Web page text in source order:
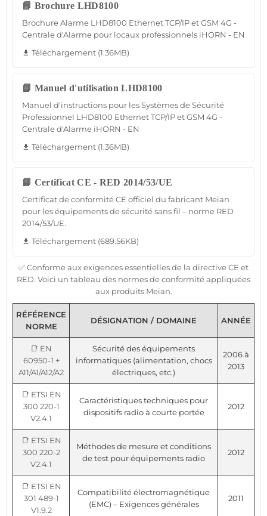
📘 Brochure LHD8100
Brochure Alarme LHD8100 Ethernet TCP/IP et GSM 4G -
Centrale d'Alarme pour locaux professionnels iHORN - EN
file_download Téléchargement (1.36MB)
📘 Manuel d'utilisation LHD8100
Manuel d'instructions pour les Systèmes de Sécurité
Professionnel LHD8100 Ethernet TCP/IP et GSM 4G -
Centrale d'Alarme iHORN - EN
file_download Téléchargement (1.36MB)
📘 Certificat CE - RED 2014/53/UE
Certificat de conformité CE officiel du fabricant Meian
pour les équipements de sécurité sans fil – norme RED
2014/53/UE.
file_download Téléchargement (689.56KB)
✅ Conforme aux exigences essentielles de la directive CE et
RED. Voici un tableau des normes de conformité appliquées
aux produits Meian.
RÉFÉRENCE
NORME
DÉSIGNATION / DOMAINE ANNÉE
📑 EN
60950-1 +
A11/A1/A12/A2
Sécurité des équipements
informatiques (alimentation, chocs
électriques, etc.)
2006 à
2013
📑 ETSI EN
300 220-1
V2.4.1
Caractéristiques techniques pour
dispositifs radio à courte portée
2012
📑 ETSI EN
300 220-2
V2.4.1
Méthodes de mesure et conditions
de test pour équipements radio
2012
📑 ETSI EN
301 489-1
V1.9.2
Compatibilité électromagnétique
(EMC) – Exigences générales
2011